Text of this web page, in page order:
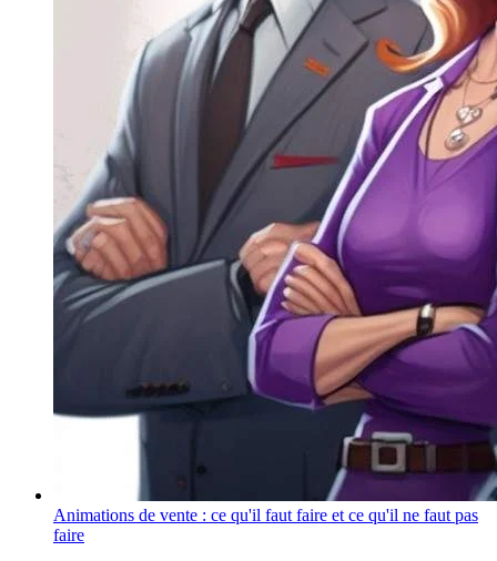
Animations de vente : ce qu'il faut faire et ce qu'il ne faut pas
faire